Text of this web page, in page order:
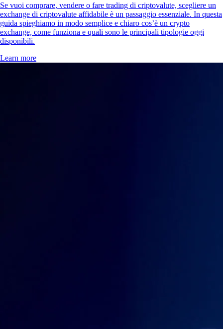
Se vuoi comprare, vendere o fare trading di criptovalute, scegliere un
exchange di criptovalute affidabile è un passaggio essenziale. In questa
guida spieghiamo in modo semplice e chiaro cos’è un crypto
exchange, come funziona e quali sono le principali tipologie oggi
disponibili.
Learn more